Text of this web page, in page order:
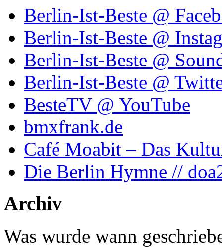
Berlin-Ist-Beste @
Berlin-Ist-Beste @
Berlin-Ist-Beste @
Berlin-Ist-Beste @
BesteTV @ YouTube
bmxfrank.de
Café Moabit – Das
Die Berlin Hymne //
Archiv
Was wurde wann